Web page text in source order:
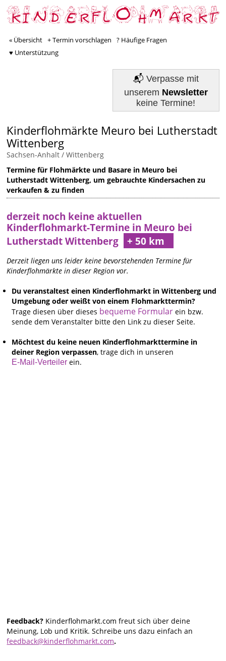
« Übersicht + Termin vorschlagen
? Häufige Fragen
♥ Unterstützung
📬 Verpasse mit
unserem Newsletter
keine Termine!
Kinderflohmärkte Meuro bei Lutherstadt
Wittenberg
Sachsen-Anhalt /Wittenberg
Termine für Flohmärkte und Basare in Meuro bei
Lutherstadt Wittenberg, um gebrauchte Kindersachen zu
verkaufen & zu finden
derzeit noch keine aktuellen
Kinderflohmarkt-Termine in Meuro bei
Lutherstadt Wittenberg
Derzeit liegen uns leider keine bevorstehenden Termine für
Kinderflohmärkte in dieser Region vor.
Du veranstaltest einen Kinderflohmarkt in Wittenberg und
Umgebung oder weißt von einem Flohmarkttermin?
Trage diesen über dieses bequeme Formular ein bzw.
sende dem Veranstalter bitte den Link zu dieser Seite.
Möchtest du keine neuen Kinderflohmarkttermine in
deiner Region verpassen, trage dich in unseren
E-Mail-Verteiler ein.
Feedback? Kinderflohmarkt.com freut sich über deine
Meinung, Lob und Kritik. Schreibe uns dazu einfach an
feedback@kinderflohmarkt.com.